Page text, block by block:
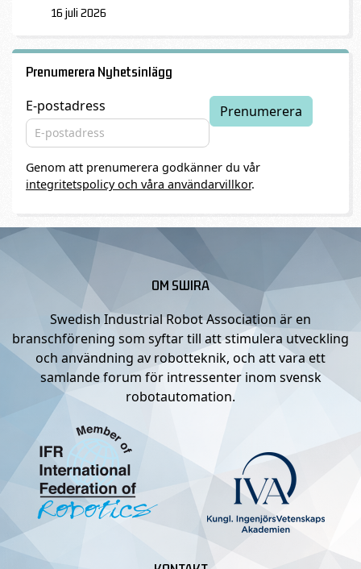
16 juli 2026
Prenumerera Nyhetsinlägg
E-postadress
Genom att prenumerera godkänner du vår
integritetspolicy och våra användarvillkor.
OM SWIRA
Swedish Industrial Robot Association är en
branschförening som syftar till att stimulera utveckling
och användning av robotteknik, och att vara ett
samlande forum för intressenter inom svensk
robotautomation.